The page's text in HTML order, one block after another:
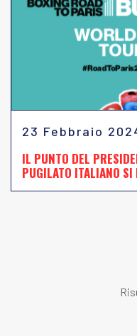
23 Febbraio
IL PUNTO DEL
PUGILATO ITALIANO